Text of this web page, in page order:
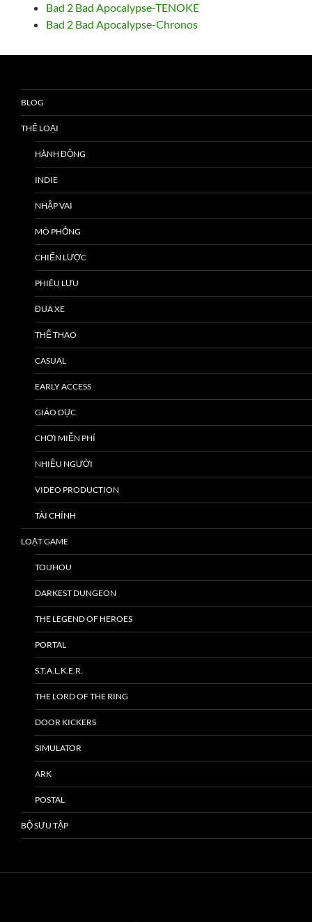
Bad 2 Bad Apocalypse-TENOKE
Bad 2 Bad Apocalypse-Chronos
BLOG
THỂ LOẠI
HÀNH ĐỘNG
INDIE
NHẬP VAI
MÔ PHỎNG
CHIẾN LƯỢC
PHIÊU LƯU
ĐUA XE
THỂ THAO
CASUAL
EARLY ACCESS
GIÁO DỤC
CHƠI MIỄN PHÍ
NHIỀU NGƯỜI
VIDEO PRODUCTION
TÀI CHÍNH
LOẠT GAME
TOUHOU
DARKEST DUNGEON
THE LEGEND OF HEROES
PORTAL
S.T.A.L.K.E.R.
THE LORD OF THE RING
DOOR KICKERS
SIMULATOR
ARK
POSTAL
BỘ SƯU TẬP